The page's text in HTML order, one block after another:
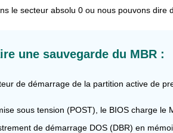
le secteur absolu 0 ou nous pouvons
une sauvegarde du MBR :
de démarrage de la partition active de
sous tension (POST), le BIOS charge le
de démarrage DOS (DBR) en